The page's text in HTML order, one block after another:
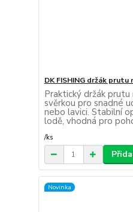
DK FISHING držák prutu
Praktický držák
svěrkou pro snadné
nebo lavici. Stabilní
lodě, vhodná pro
/ks
Novinka